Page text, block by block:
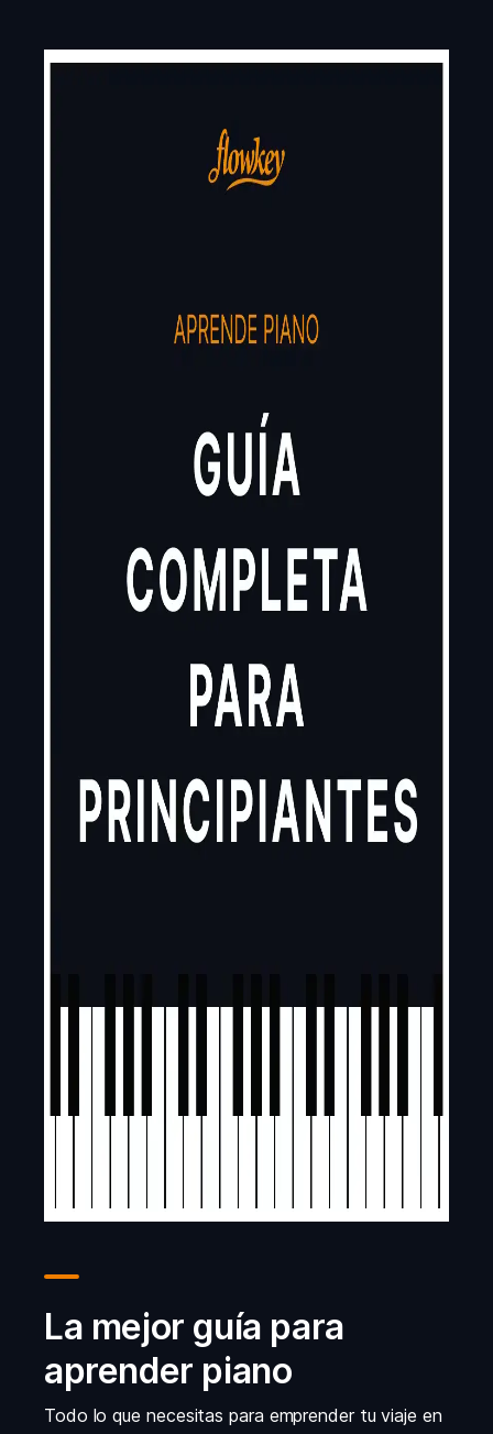
La mejor guía para
aprender piano
Todo lo que necesitas para emprender tu viaje en